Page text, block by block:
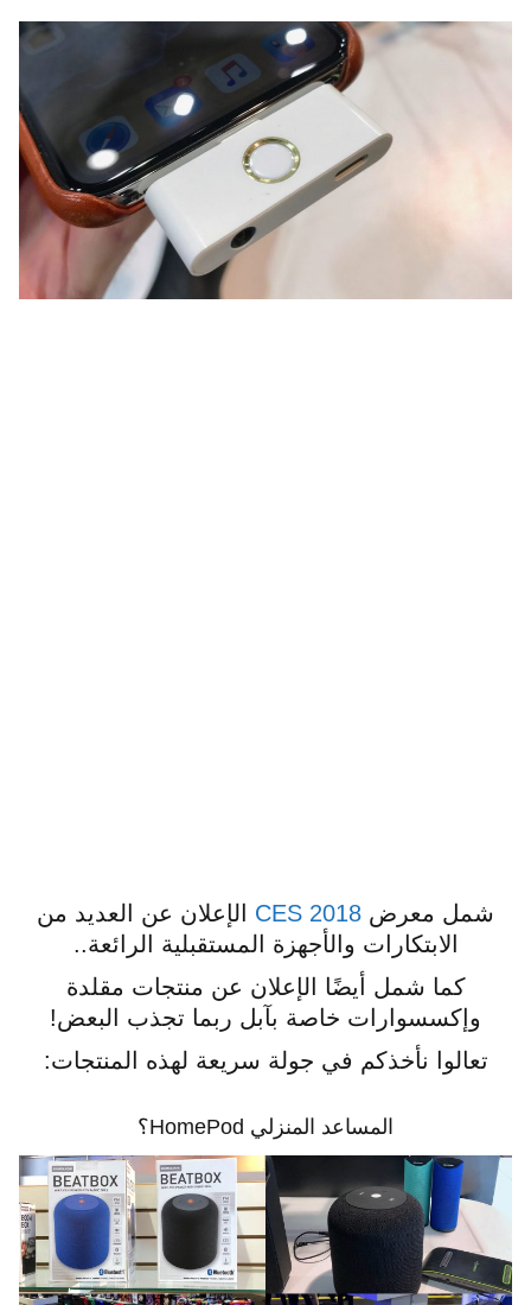
شمل معرض CES 2018 الإعلان عن العديد من
الابتكارات والأجهزة المستقبلية الرائعة..
كما شمل أيضًا الإعلان عن منتجات مقلدة
وإكسسوارات خاصة بآبل ربما تجذب البعض!
تعالوا نأخذكم في جولة سريعة لهذه المنتجات:
المساعد المنزلي HomePod؟